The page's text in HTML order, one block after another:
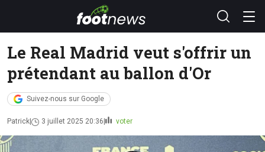
Le Real Madrid veut s'offrir un
prétendant au ballon d'Or
Suivez-nous sur Google
Patrick 3 juillet 2025 20:36 voter